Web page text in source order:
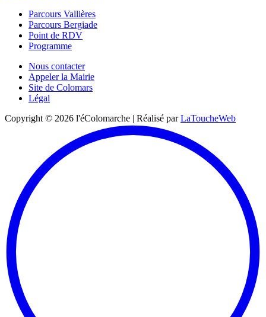
Parcours Vallières
Parcours Bergiade
Point de RDV
Programme
Nous contacter
Appeler la Mairie
Site de Colomars
Légal
Copyright © 2026 l'éColomarche | Réalisé parLaToucheWeb